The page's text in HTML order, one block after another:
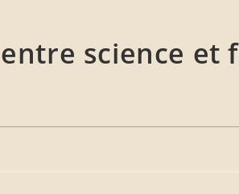
science et